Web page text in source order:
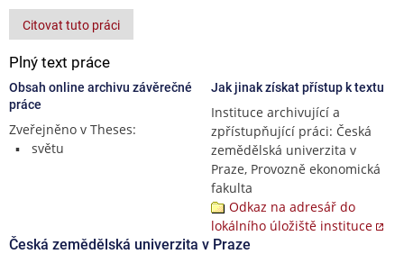
Citovat tuto práci
Plný text práce
Obsah online archivu závěrečné
práce
Zveřejněno v Theses:
světu
Jak jinak získat přístup k textu
Instituce archivující a
zpřístupňující práci: Česká
zemědělská univerzita v
Praze, Provozně ekonomická
fakulta
Odkaz na adresář do
lokálního úložiště instituce
Česká zemědělská univerzita v Praze